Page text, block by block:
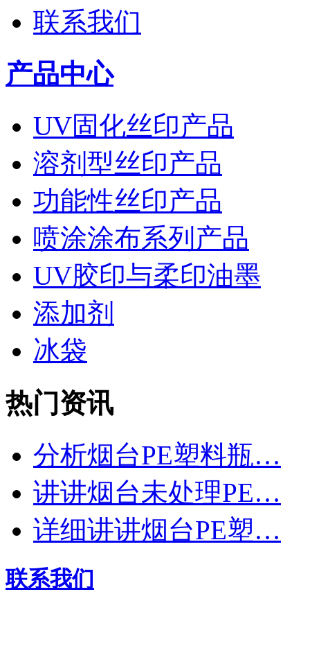
联系我们
产品中心
UV固化丝印产品
溶剂型丝印产品
功能性丝印产品
喷涂涂布系列产品
UV胶印与柔印油墨
添加剂
冰袋
热门资讯
分析烟台PE塑料瓶…
讲讲烟台未处理PE…
详细讲讲烟台PE塑…
联系我们